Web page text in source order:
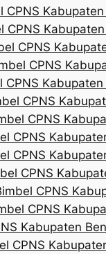
CPNS
CPNS
CPNS
CPNS
CPNS
CPNS
CPNS
CPNS
CPNS
CPNS
CPNS
CPNS
Kabupaten
CPNS